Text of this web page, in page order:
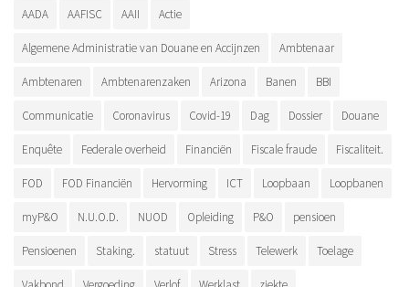
AADA AAFISC AAII Actie
Algemene Administratie van Douane en Accijnzen Ambtenaar
Ambtenaren Ambtenarenzaken Arizona Banen BBI
Communicatie Coronavirus Covid-19 Dag Dossier Douane
Enquête Federale overheid Financiën Fiscale fraude Fiscaliteit.
FOD FOD Financiën Hervorming ICT Loopbaan Loopbanen
myP&O N.U.O.D. NUOD Opleiding P&O pensioen
Pensioenen Staking. statuut Stress Telewerk Toelage